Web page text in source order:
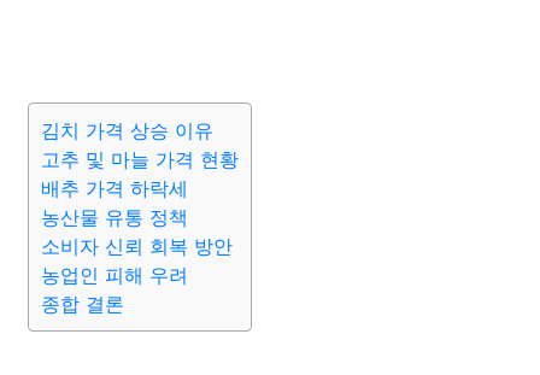
김치 가격 상승 이유
고추 및 마늘 가격 현황
배추 가격 하락세
농산물 유통 정책
소비자 신뢰 회복 방안
농업인 피해 우려
종합 결론